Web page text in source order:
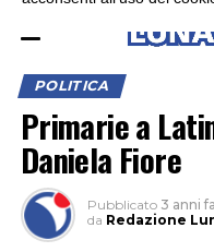
POLITICA
Primarie a
Daniela Fiore
Pubblicato 3 anni fa
da Redazione